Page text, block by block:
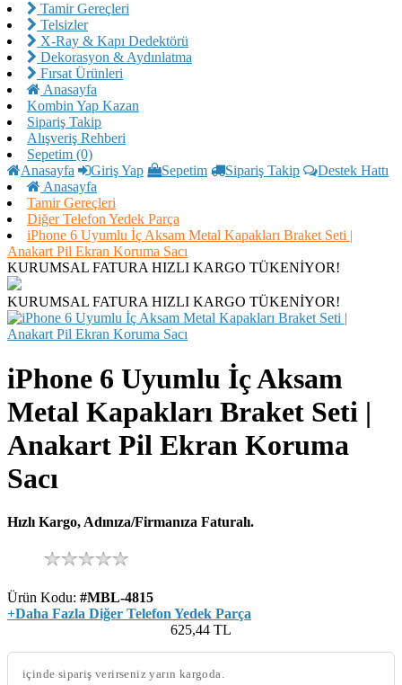
Tamir Gereçleri
Telsizler
X-Ray & Kapı Dedektörü
Dekorasyon & Aydınlatma
Fırsat Ürünleri
Anasayfa
Kombin Yap Kazan
Sipariş Takip
Alışveriş Rehberi
Sepetim (0)
Anasayfa
Giriş Yap Sepetim Sipariş Takip
Destek Hattı
Anasayfa
Tamir Gereçleri
Diğer Telefon Yedek Parça
iPhone 6 Uyumlu İç Aksam Metal Kapakları Braket Seti |
Anakart Pil Ekran Koruma Sacı
KURUMSAL FATURA HIZLI KARGO TÜKENİYOR!
KURUMSAL FATURA HIZLI KARGO TÜKENİYOR!
iPhone 6 Uyumlu İç Aksam
Metal Kapakları Braket Seti |
Anakart Pil Ekran Koruma
Sacı
Hızlı Kargo, Adınıza/Firmanıza Faturalı.
Ürün Kodu: #MBL-4815
+Daha Fazla Diğer Telefon Yedek Parça
625,44 TL
içinde sipariş verirseniz yarın kargoda.